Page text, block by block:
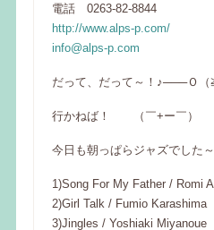
電話 0263-82-8844
http://www.alps-p.com/
info@alps-p.com
だって、だって～！♪───Ｏ
行かねば！ （￣+ー￣）
今日も朝っぱらジャズでした～
1)Song For My Father / Romi
2)Girl Talk / Fumio Karashima
3)Jingles / Yoshiaki Miyanoue